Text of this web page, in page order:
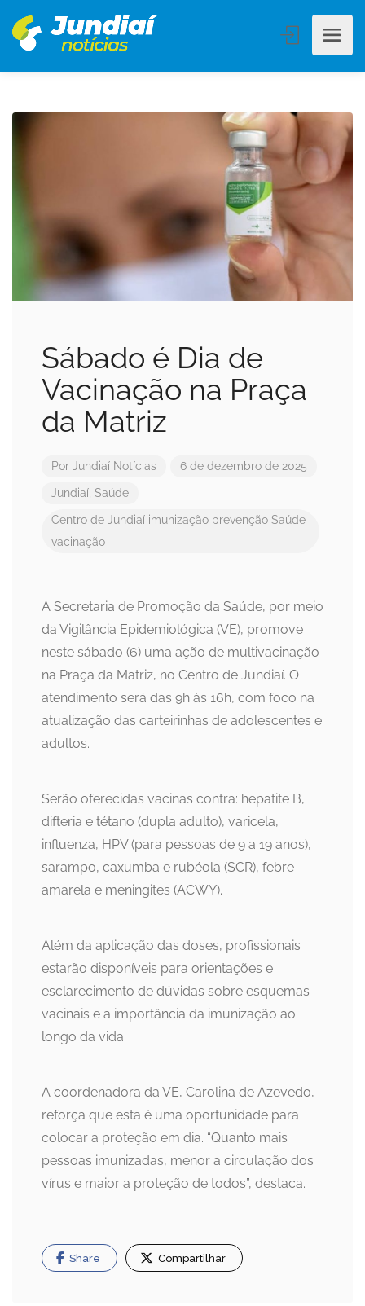
Sábado é Dia de
Vacinação na Praça
da Matriz
Por Jundiaí Notícias 6 de dezembro de 2025
Jundiaí, Saúde
Centro de Jundiaí imunização prevenção Saúde
vacinação
A Secretaria de Promoção da Saúde, por meio
da Vigilância Epidemiológica (VE), promove
neste sábado (6) uma ação de multivacinação
na Praça da Matriz, no Centro de Jundiaí. O
atendimento será das 9h às 16h, com foco na
atualização das carteirinhas de adolescentes e
adultos.
Serão oferecidas vacinas contra: hepatite B,
difteria e tétano (dupla adulto), varicela,
influenza, HPV (para pessoas de 9 a 19 anos),
sarampo, caxumba e rubéola (SCR), febre
amarela e meningites (ACWY).
Além da aplicação das doses, profissionais
estarão disponíveis para orientações e
esclarecimento de dúvidas sobre esquemas
vacinais e a importância da imunização ao
longo da vida.
A coordenadora da VE, Carolina de Azevedo,
reforça que esta é uma oportunidade para
colocar a proteção em dia. “Quanto mais
pessoas imunizadas, menor a circulação dos
vírus e maior a proteção de todos”, destaca.
Share Compartilhar